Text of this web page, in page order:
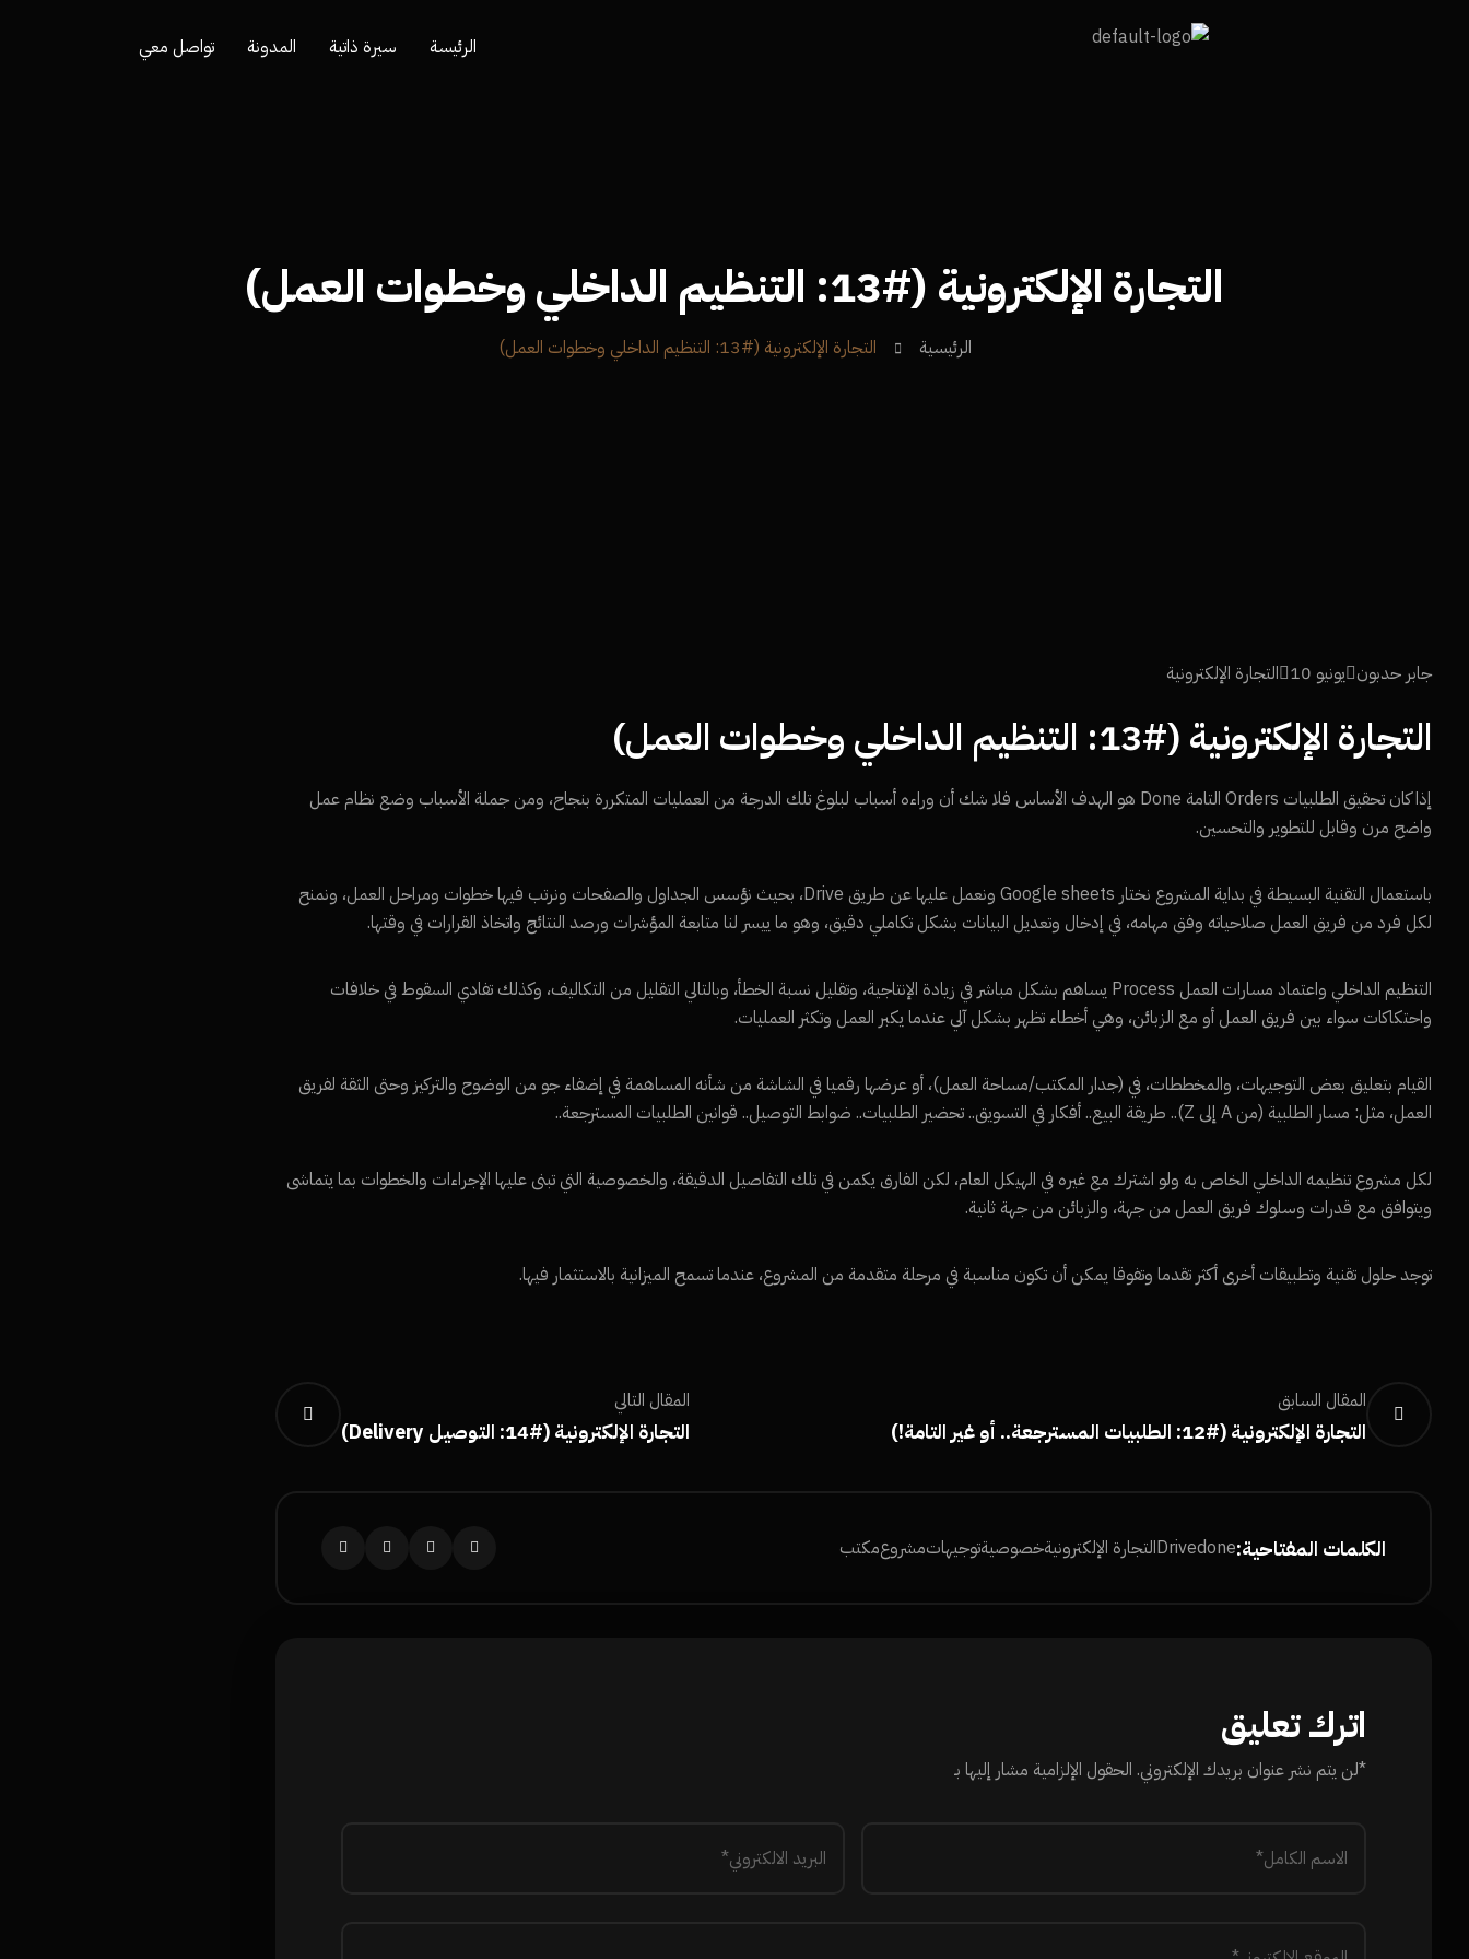
الرئيسة سيرة ذاتية المدونة تواصل معي
التجارة الإلكترونية (#13: التنظيم الداخلي وخطوات العمل)
الرئيسية التجارة الإلكترونية (#13: التنظيم الداخلي وخطوات العمل)
جابر حدبون يونيو 10 التجارة الإلكترونية
التجارة الإلكترونية (#13: التنظيم الداخلي وخطوات العمل)
إذا كان تحقيق الطلبيات Orders التامة Done هو الهدف الأساس فلا شك أن وراءه أسباب لبلوغ تلك الدرجة من العمليات المتكررة بنجاح، ومن جملة الأسباب وضع نظام عمل
واضح مرن وقابل للتطوير والتحسين.
باستعمال التقنية البسيطة في بداية المشروع نختار Google sheets ونعمل عليها عن طريق Drive، بحيث نؤسس الجداول والصفحات ونرتب فيها خطوات ومراحل العمل، ونمنح
لكل فرد من فريق العمل صلاحياته وفق مهامه، في إدخال وتعديل البيانات بشكل تكاملي دقيق، وهو ما ييسر لنا متابعة المؤشرات ورصد النتائج واتخاذ القرارات في وقتها.
التنظيم الداخلي واعتماد مسارات العمل Process يساهم بشكل مباشر في زيادة الإنتاجية، وتقليل نسبة الخطأ، وبالتالي التقليل من التكاليف، وكذلك تفادي السقوط في خلافات
واحتكاكات سواء بين فريق العمل أو مع الزبائن، وهي أخطاء تظهر بشكل آلي عندما يكبر العمل وتكثر العمليات.
القيام بتعليق بعض التوجيهات، والمخططات، في (جدار المكتب/مساحة العمل)، أو عرضها رقميا في الشاشة من شأنه المساهمة في إضفاء جو من الوضوح والتركيز وحتى الثقة لفريق
العمل، مثل: مسار الطلبية (من A إلى Z).. طريقة البيع.. أفكار في التسويق.. تحضير الطلبيات.. ضوابط التوصيل.. قوانين الطلبيات المسترجعة..
لكل مشروع تنظيمه الداخلي الخاص به ولو اشترك مع غيره في الهيكل العام، لكن الفارق يكمن في تلك التفاصيل الدقيقة، والخصوصية التي تبنى عليها الإجراءات والخطوات بما يتماشى
ويتوافق مع قدرات وسلوك فريق العمل من جهة، والزبائن من جهة ثانية.
توجد حلول تقنية وتطبيقات أخرى أكثر تقدما وتفوقا يمكن أن تكون مناسبة في مرحلة متقدمة من المشروع، عندما تسمح الميزانية بالاستثمار فيها.
المقال السابق
التجارة الإلكترونية (#12: الطلبيات المسترجعة.. أو غير التامة!)
المقال التالي
التجارة الإلكترونية (#14: التوصيل Delivery)
الكلمات المفتاحية:done
Driveالتجارة الإلكترونيةخصوصيةتوجيهاتمشروعمكتب
اترك تعليق
*لن يتم نشر عنوان بريدك الإلكتروني. الحقول الإلزامية مشار إليها بـ